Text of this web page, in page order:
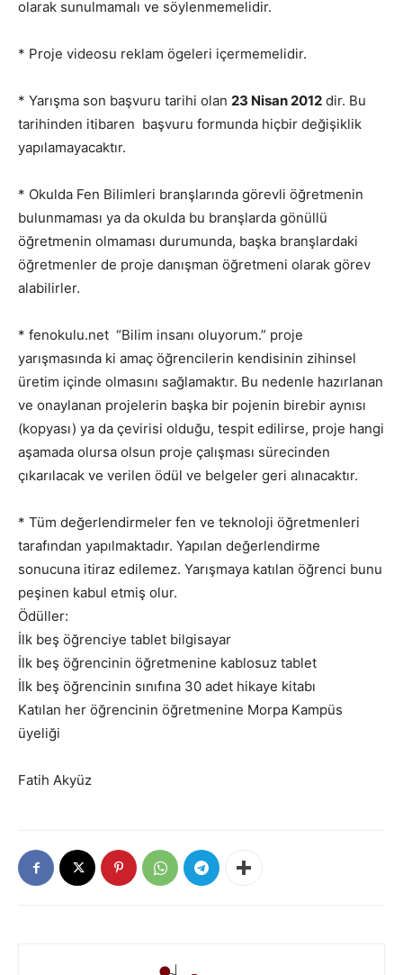
olarak sunulmamalı ve söylenmemelidir.
* Proje videosu reklam ögeleri içermemelidir.
* Yarışma son başvuru tarihi olan 23 Nisan 2012 dir. Bu
tarihinden itibaren başvuru formunda hiçbir değişiklik
yapılamayacaktır.
* Okulda Fen Bilimleri branşlarında görevli öğretmenin
bulunmaması ya da okulda bu branşlarda gönüllü
öğretmenin olmaması durumunda, başka branşlardaki
öğretmenler de proje danışman öğretmeni olarak görev
alabilirler.
* fenokulu.net “Bilim insanı oluyorum.” proje
yarışmasında ki amaç öğrencilerin kendisinin zihinsel
üretim içinde olmasını sağlamaktır. Bu nedenle hazırlanan
ve onaylanan projelerin başka bir pojenin birebir aynısı
(kopyası) ya da çevirisi olduğu, tespit edilirse, proje hangi
aşamada olursa olsun proje çalışması sürecinden
çıkarılacak ve verilen ödül ve belgeler geri alınacaktır.
* Tüm değerlendirmeler fen ve teknoloji öğretmenleri
tarafından yapılmaktadır. Yapılan değerlendirme
sonucuna itiraz edilemez. Yarışmaya katılan öğrenci bunu
peşinen kabul etmiş olur.
Ödüller:
İlk beş öğrenciye tablet bilgisayar
İlk beş öğrencinin öğretmenine kablosuz tablet
İlk beş öğrencinin sınıfına 30 adet hikaye kitabı
Katılan her öğrencinin öğretmenine Morpa Kampüs
üyeliği
Fatih Akyüz